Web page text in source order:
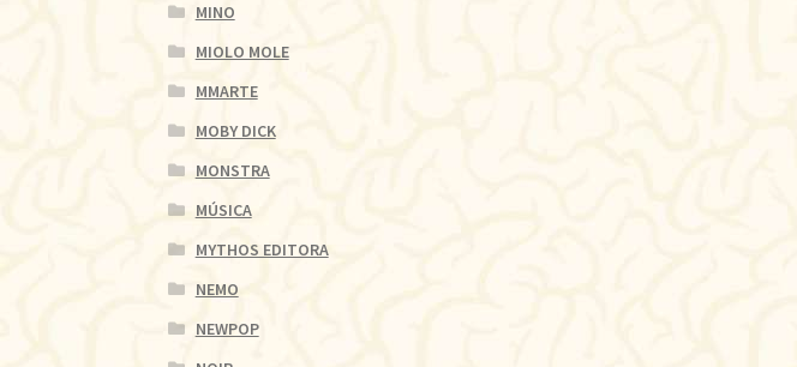
MINO
MIOLO MOLE
MMARTE
MOBY DICK
MONSTRA
MÚSICA
MYTHOS EDITORA
NEMO
NEWPOP